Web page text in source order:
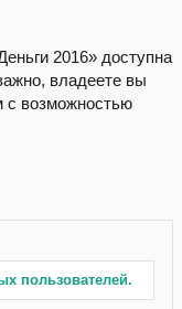
2016» доступна
владеете вы
с возможностью
пользователей.